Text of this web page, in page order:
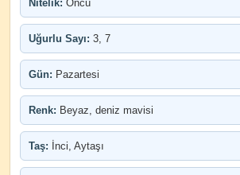
Nitelik: Öncü
Uğurlu Sayı: 3, 7
Gün: Pazartesi
Renk: Beyaz, deniz mavisi
Taş: İnci, Aytaşı